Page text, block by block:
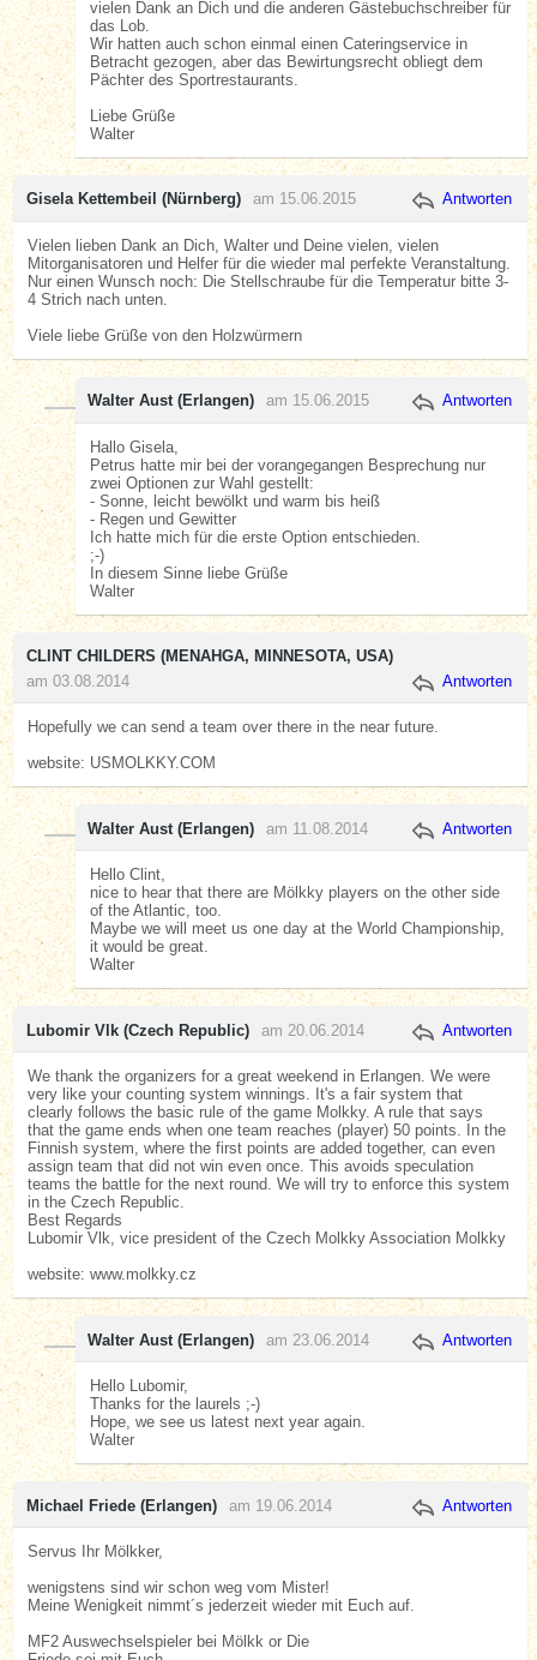
vielen Dank an Dich und die anderen Gästebuchschreiber für
das Lob.
Wir hatten auch schon einmal einen Cateringservice in
Betracht gezogen, aber das Bewirtungsrecht obliegt dem
Pächter des Sportrestaurants.
Liebe Grüße
Walter
Gisela Kettembeil (Nürnberg) am 15.06.2015 Antworten
Vielen lieben Dank an Dich, Walter und Deine vielen, vielen
Mitorganisatoren und Helfer für die wieder mal perfekte Veranstaltung.
Nur einen Wunsch noch: Die Stellschraube für die Temperatur bitte 3-
4 Strich nach unten.
Viele liebe Grüße von den Holzwürmern
Walter Aust (Erlangen) am 15.06.2015 Antworten
Hallo Gisela,
Petrus hatte mir bei der vorangegangen Besprechung nur
zwei Optionen zur Wahl gestellt:
- Sonne, leicht bewölkt und warm bis heiß
- Regen und Gewitter
Ich hatte mich für die erste Option entschieden.
;-)
In diesem Sinne liebe Grüße
Walter
CLINT CHILDERS (MENAHGA, MINNESOTA, USA)
am 03.08.2014
Antworten
Hopefully we can send a team over there in the near future.
website: USMOLKKY.COM
Walter Aust (Erlangen) am 11.08.2014 Antworten
Hello Clint,
nice to hear that there are Mölkky players on the other side
of the Atlantic, too.
Maybe we will meet us one day at the World Championship,
it would be great.
Walter
Lubomir Vlk (Czech Republic) am 20.06.2014 Antworten
We thank the organizers for a great weekend in Erlangen. We were
very like your counting system winnings. It's a fair system that
clearly follows the basic rule of the game Molkky. A rule that says
that the game ends when one team reaches (player) 50 points. In the
Finnish system, where the first points are added together, can even
assign team that did not win even once. This avoids speculation
teams the battle for the next round. We will try to enforce this system
in the Czech Republic.
Best Regards
Lubomir Vlk, vice president of the Czech Molkky Association Molkky
website: www.molkky.cz
Walter Aust (Erlangen) am 23.06.2014 Antworten
Hello Lubomir,
Thanks for the laurels ;-)
Hope, we see us latest next year again.
Walter
Michael Friede (Erlangen) am 19.06.2014 Antworten
Servus Ihr Mölkker,
wenigstens sind wir schon weg vom Mister!
Meine Wenigkeit nimmt´s jederzeit wieder mit Euch auf.
MF2 Auswechselspieler bei Mölkk or Die